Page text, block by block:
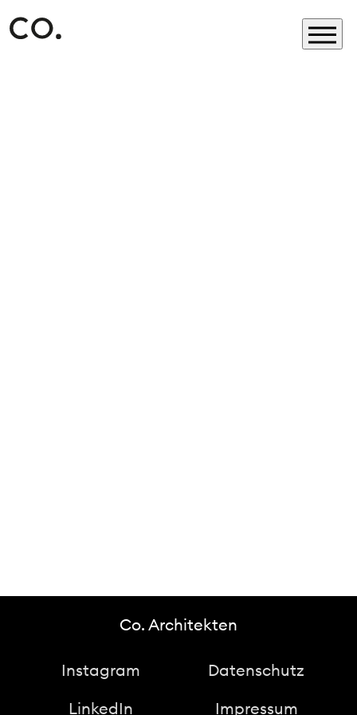
Co. Architekten
Instagram
Datenschutz
LinkedIn
Impressum